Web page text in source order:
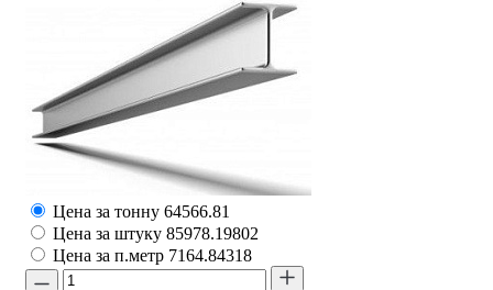
Цена за тонну 64566.81
Цена за штуку 85978.19802
Цена за п.метр 7164.84318